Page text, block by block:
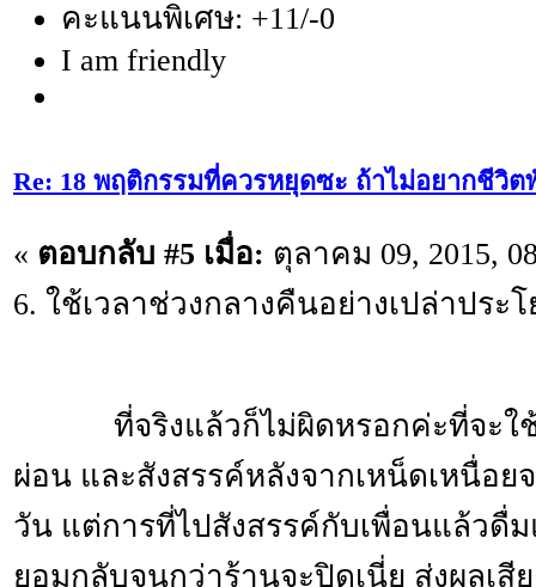
คะแนนพิเศษ: +11/-0
I am friendly
Re: 18 พฤติกรรมที่ควรหยุดซะ ถ้าไม่อยากชีวิต
« ตอบกลับ #5 เมื่อ: ตุลาคม 09, 2015,
6. ใช้เวลาช่วงกลางคืนอย่างเปล่าประ
ที่จริงแล้วก็ไม่ผิดหรอกค่ะที่จะใช้
ผ่อน และสังสรรค์หลังจากเหน็ดเหนื่อย
วัน แต่การที่ไปสังสรรค์กับเพื่อนแล้วดื่
ยอมกลับจนกว่าร้านจะปิดเนี่ย ส่งผลเสี